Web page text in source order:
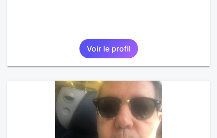
Voir le profil